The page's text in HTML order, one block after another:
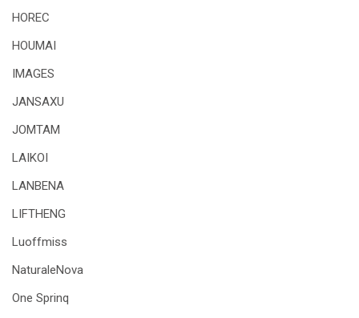
HOREC
HOUMAI
IMAGES
JANSAXU
JOMTAM
LAIKOI
LANBENA
LIFTHENG
Luoffmiss
NaturaleNova
One Sprinq